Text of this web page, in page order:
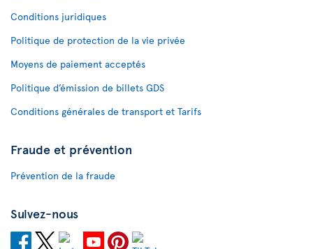
Conditions juridiques
Politique de protection de la vie privée
Moyens de paiement acceptés
Politique d’émission de billets GDS
Conditions générales de transport et Tarifs
Fraude et prévention
Prévention de la fraude
Suivez-nous